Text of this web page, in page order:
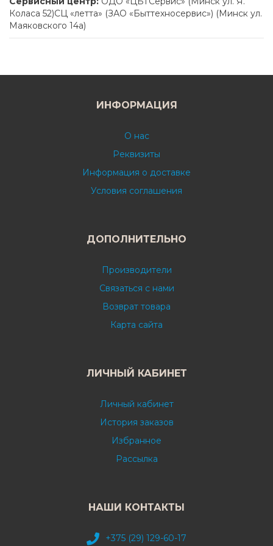
Коласа 52)СЦ «летта» (ЗАО «Быттехносервис») (Минск ул.
Маяковского 14а)
ИНФОРМАЦИЯ
О нас
Реквизиты
Информация о доставке
Условия соглашения
ДОПОЛНИТЕЛЬНО
Производители
Связаться с нами
Возврат товара
Карта сайта
ЛИЧНЫЙ КАБИНЕТ
Личный кабинет
История заказов
Избранное
Рассылка
НАШИ КОНТАКТЫ
+375 (29) 129-60-17